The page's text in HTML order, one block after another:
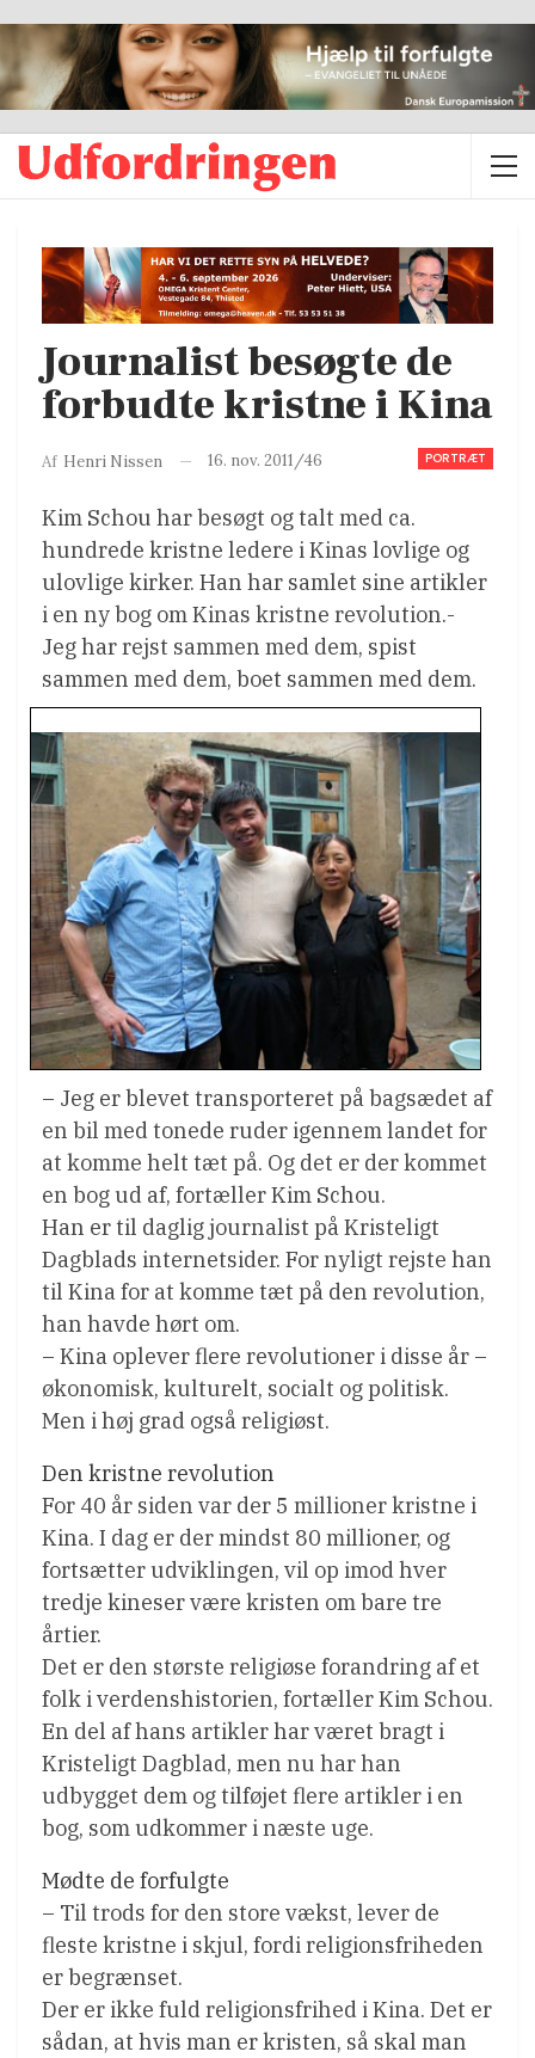
Journalist besøgte de
forbudte kristne i Kina
PORTRÆT
Af Henri Nissen 16. nov. 2011/46
Kim Schou har besøgt og talt med ca.
hundrede kristne ledere i Kinas lovlige og
ulovlige kirker. Han har samlet sine artikler
i en ny bog om Kinas kristne revolution.-
Jeg har rejst sammen med dem, spist
sammen med dem, boet sammen med dem.
– Jeg er blevet transporteret på bagsædet af
en bil med tonede ruder igennem landet for
at komme helt tæt på. Og det er der kommet
en bog ud af, fortæller Kim Schou.
Han er til daglig journalist på Kristeligt
Dagblads internetsider. For nyligt rejste han
til Kina for at komme tæt på den revolution,
han havde hørt om.
– Kina oplever flere revolutioner i disse år –
økonomisk, kulturelt, socialt og politisk.
Men i høj grad også religiøst.
Den kristne revolution
For 40 år siden var der 5 millioner kristne i
Kina. I dag er der mindst 80 millioner, og
fortsætter udviklingen, vil op imod hver
tredje kineser være kristen om bare tre
årtier.
Det er den største religiøse forandring af et
folk i verdenshistorien, fortæller Kim Schou.
En del af hans artikler har været bragt i
Kristeligt Dagblad, men nu har han
udbygget dem og tilføjet flere artikler i en
bog, som udkommer i næste uge.
Mødte de forfulgte
– Til trods for den store vækst, lever de
fleste kristne i skjul, fordi religionsfriheden
er begrænset.
Der er ikke fuld religionsfrihed i Kina. Det er
sådan, at hvis man er kristen, så skal man